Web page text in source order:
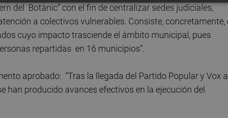
del Botànic” con el fin de centralizar sedes judiciales,
a colectivos vulnerables. Consiste, concretamente,
cuyo impacto trasciende el ámbito municipal, pues
repartidas en 16 municipios”.
aprobado: “Tras la llegada del Partido Popular y Vox
han producido avances efectivos en la ejecución del